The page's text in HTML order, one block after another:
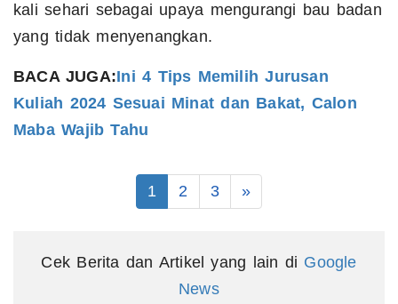
kali sehari sebagai upaya mengurangi bau badan
yang tidak menyenangkan.
BACA JUGA:Ini 4 Tips Memilih Jurusan
Kuliah 2024 Sesuai Minat dan Bakat, Calon
Maba Wajib Tahu
1 2 3 »
Cek Berita dan Artikel yang lain di Google
News